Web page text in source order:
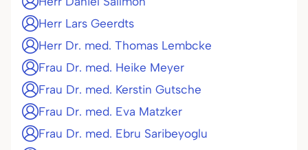
Herr Lars Geerdts
Herr Dr. med. Thomas Lembcke
Frau Dr. med. Heike Meyer
Frau Dr. med. Kerstin Gutsche
Frau Dr. med. Eva Matzker
Frau Dr. med. Ebru Saribeyoglu